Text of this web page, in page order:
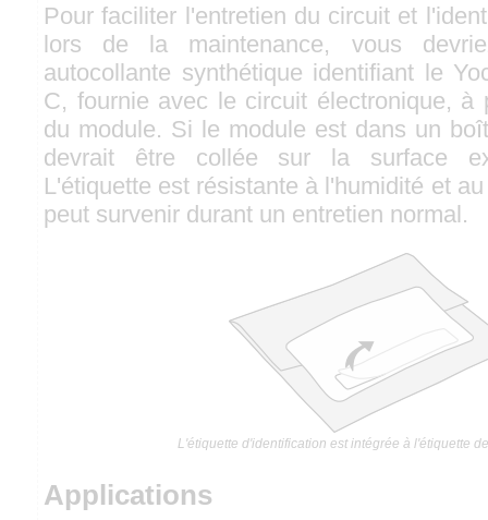
Pour faciliter l'entretien du circuit et
lors de la maintenance, vous
autocollante synthétique identifiant le
C, fournie avec le circuit électronique, à
du module. Si le module est dans un
devrait être collée sur la surface
L'étiquette est résistante à l'humidité et
peut survenir durant un entretien normal.
L'étiquette d'identification est intégrée à l'étiquette
Applications